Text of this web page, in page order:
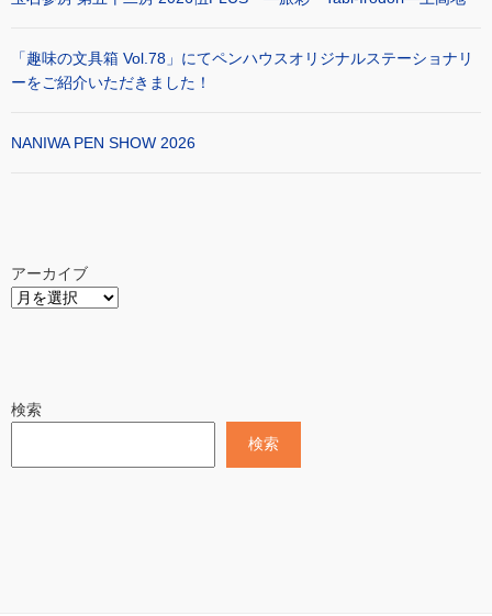
「趣味の文具箱 Vol.78」にてペンハウスオリジナルステーショナリ
ーをご紹介いただきました！
NANIWA PEN SHOW 2026
アーカイブ
検索
検索